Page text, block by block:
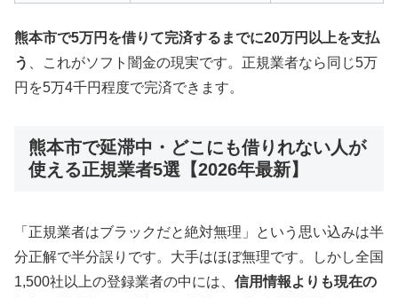
熊本市で5万円を借りて完済するまでに20万円以上を支払
う
、これがソフト闇金の現実です。正規業者なら同じ5万
円を5万4千円程度で完済できます。
熊本市で延滞中・どこにも借りれない人が
使える正規業者5選【2026年最新】
「正規業者はブラックだと絶対無理」という思い込みは半
分正解で半分誤りです。大手はほぼ無理です。しかし全国
1,500社以上の登録業者の中には、 信用情報よりも現在の